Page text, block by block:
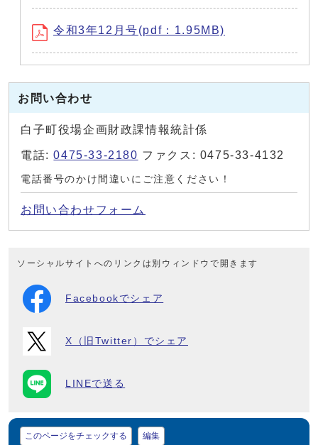
令和3年12月号(pdf：1.95MB)
お問い合わせ
白子町役場企画財政課情報統計係
電話:0475-33-2180 ファクス: 0475-33-4132
電話番号のかけ間違いにご注意ください！
お問い合わせフォーム
ソーシャルサイトへのリンクは別ウィンドウで開きます
Facebookでシェア
X（旧Twitter）でシェア
LINEで送る
マイページ
このページをチェックする 編集